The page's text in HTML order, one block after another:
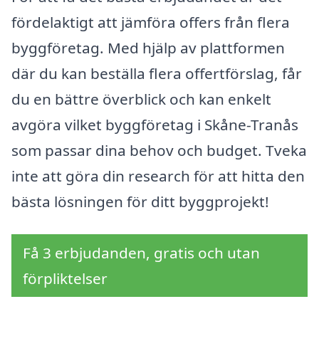
fördelaktigt att jämföra offers från flera
byggföretag. Med hjälp av plattformen
där du kan beställa flera offertförslag, får
du en bättre överblick och kan enkelt
avgöra vilket byggföretag i Skåne-Tranås
som passar dina behov och budget. Tveka
inte att göra din research för att hitta den
bästa lösningen för ditt byggprojekt!
Få 3 erbjudanden, gratis och utan
förpliktelser